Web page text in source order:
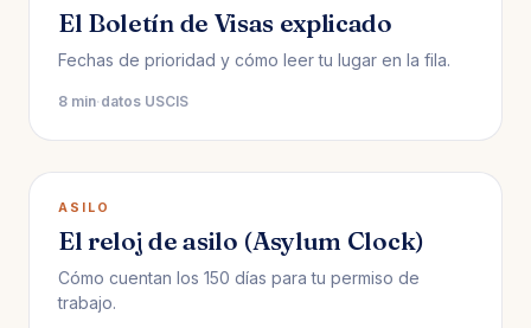
El Boletín de Visas explicado
Fechas de prioridad y cómo leer tu lugar en la fila.
8 min· datos USCIS
ASILO
El reloj de asilo (Asylum Clock)
Cómo cuentan los 150 días para tu permiso de
trabajo.